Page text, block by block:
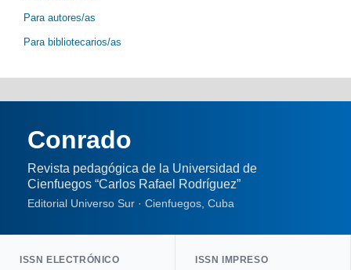
Para autores/as
Para bibliotecarios/as
Conrado
Revista pedagógica de la Universidad de
Cienfuegos “Carlos Rafael Rodríguez”
Editorial Universo Sur · Cienfuegos, Cuba
ISSN ELECTRÓNICO ISSN IMPRESO